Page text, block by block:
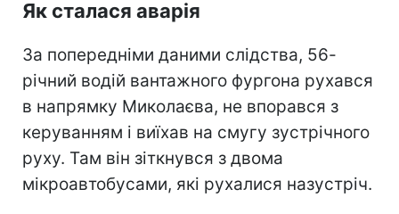
Як сталася аварія
За попередніми даними слідства, 56-
річний водій вантажного фургона рухався
в напрямку Миколаєва, не впорався з
керуванням і виїхав на смугу зустрічного
руху. Там він зіткнувся з двома
мікроавтобусами, які рухалися назустріч.